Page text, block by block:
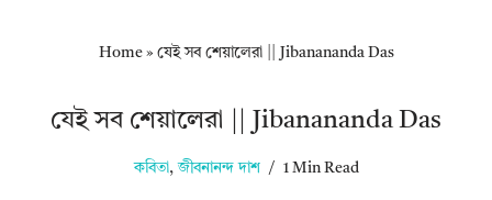
Home» যেই সব শেয়ালেরা || Jibanananda Das
যেই সব শেয়ালেরা || Jibanananda Das
কবিতা, জীবনানন্দ দাশ 1 Min Read